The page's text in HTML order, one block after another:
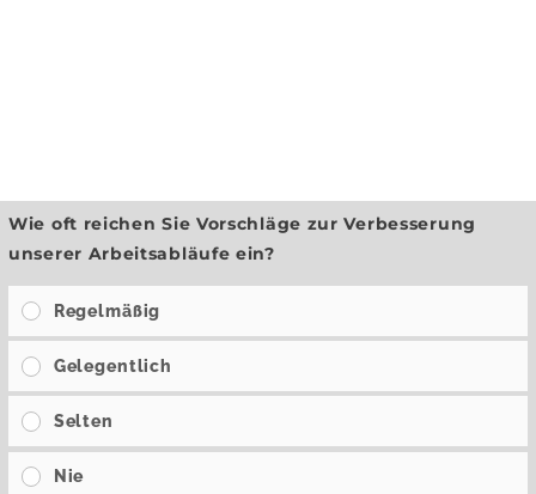
Wie oft reichen Sie Vorschläge zur Verbesserung
unserer Arbeitsabläufe ein?
Regelmäßig
Gelegentlich
Selten
Nie